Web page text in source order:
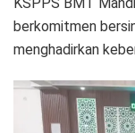
berkomitmen
menghadirkan